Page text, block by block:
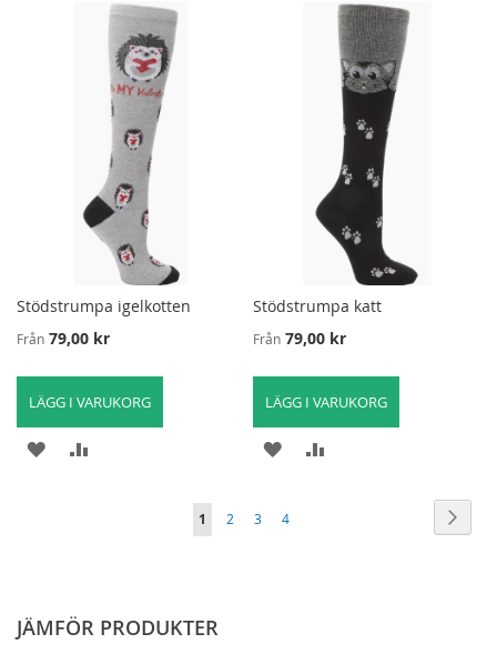
ÖNSKELISTA
TILL
FÖR
ATT
JÄMFÖRA
ÖNSKELISTA
TILL
FÖR
ATT
JÄMFÖRA
Stödstrumpa igelkotten
Från 79,00 kr
LÄGG I VARUKORG
LÄGG
Stödstrumpa katt
Från 79,00 kr
LÄGG I VARUKORG
LÄGG
I
Sida
You're
page
1 Sida
2 Sida
3 Sida
4
JÄMFÖR PRODUKTER